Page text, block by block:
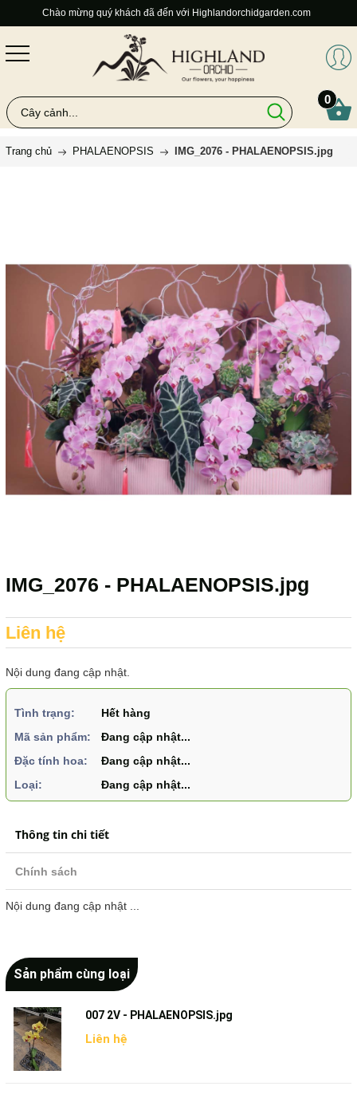
Chào mừng quý khách đã đến với Highlandorchidgarden.com
0
Trang chủ PHALAENOPSIS IMG_2076 - PHALAENOPSIS.jpg
IMG_2076 - PHALAENOPSIS.jpg
Liên hệ
Nội dung đang cập nhật.
Tình trạng:
Hết hàng
Mã sản phẩm:
Đang cập nhật...
Đặc tính hoa:
Đang cập nhật...
Loại:
Đang cập nhật...
Thông tin chi tiết
Chính sách
Nội dung đang cập nhật ...
Sản phẩm cùng loại
007 2V - PHALAENOPSIS.jpg
Liên hệ